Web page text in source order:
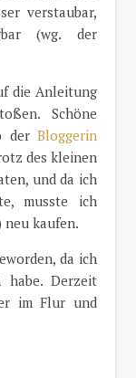
verstaubar,
(wg. der
die Anleitung
Schöne
der Bloggerin
des kleinen
und da ich
musste ich
neu kaufen.
da ich
habe. Derzeit
im Flur und